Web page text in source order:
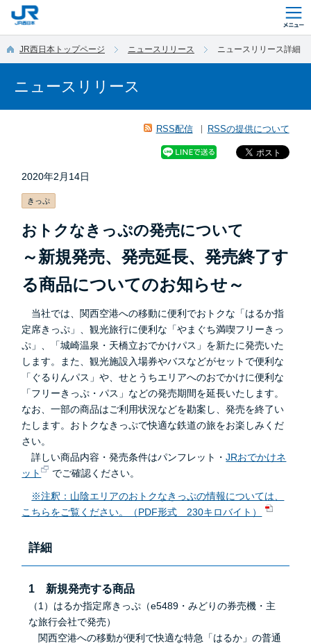
JR西日本トップページ ニュースリリース ニュースリリース詳細
ニュースリリース
RSS配信 RSSの提供について
2020年2月14日
きっぷ
おトクなきっぷの発売について
～新規発売、発売延長、発売終了す
る商品についてのお知らせ～
当社では、関西空港への移動に便利でおトクな「はるか指
定席きっぷ」、観光旅行に便利な「やまぐち満喫フリーきっ
ぷ」、「城崎温泉・天橋立おでかけパス」を新たに発売いた
します。また、観光施設入場券やバスなどがセットで便利な
「ぐるりんパス」や、せとうちエリアへのおでかけに便利な
「フリーきっぷ・パス」などの発売期間を延長いたします。
なお、一部の商品はご利用状況などを勘案し、発売を終了い
たします。おトクなきっぷで快適な鉄道の旅をお楽しみくだ
さい。
詳しい商品内容・発売条件はパンフレット・JRおでかけネ
ット
でご確認ください。
※注釈：山陰エリアのおトクなきっぷの情報については、
こちらをご覧ください。（PDF形式 230キロバイト）
詳細
1 新規発売する商品
（1）はるか指定席きっぷ（e5489・みどりの券売機・主
な旅行会社で発売）
関西空港への移動が便利で快適な特急「はるか」の普通